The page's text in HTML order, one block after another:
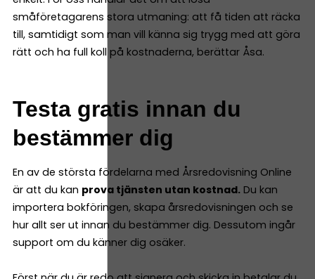
småföretagarens stora utmaning: att få tiden att räcka
till, samtidigt som man vill känna sig trygg med att göra
rätt och ha full koll på kostnaderna, berättar Åsa.
Testa gratis innan du
bestämmer dig
En av de största fördelarna med Årsredovisning Online
är att du kan prova tjänsten utan kostnad. Du kan
importera bokföringen, skapa årsredovisningen och se
hur allt ser ut innan du bestämmer dig. Dessutom ingår
support om du känner dig osäker.